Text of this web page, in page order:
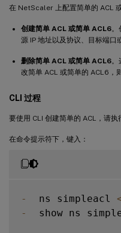
在 NetScaler 上配置简单的 ACL
创建简单 ACL 或简单 ACL6。
源 IP 地址以及协议、目标端口
删除简单 ACL 或简单 ACL6。
改简单 ACL 或简单的 ACL6，
CLI 过程
要使用 CLI 创建简单的 ACL，请执
在命令提示符下，键入：
-
  ns simpleacl
-
show ns